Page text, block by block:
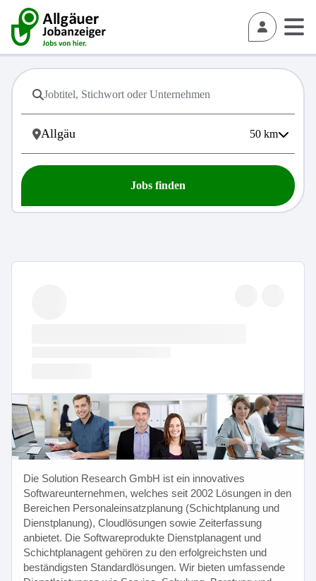
50 km
Jobs finden